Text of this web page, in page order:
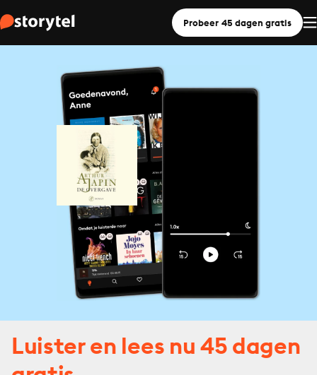
Probeer 45 dagen gratis
Luister en lees nu 45 dagen